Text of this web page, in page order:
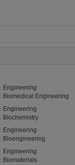
Engineering
Biomedical Engineering
Engineering
Biochemistry
Engineering
Bioengineering
Engineering
Biomaterials